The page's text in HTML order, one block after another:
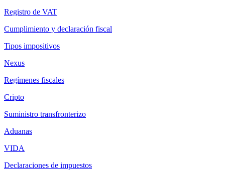
Registro de VAT
Cumplimiento y declaración fiscal
Tipos impositivos
Nexus
Regímenes fiscales
Cripto
Suministro transfronterizo
Aduanas
VIDA
Declaraciones de impuestos